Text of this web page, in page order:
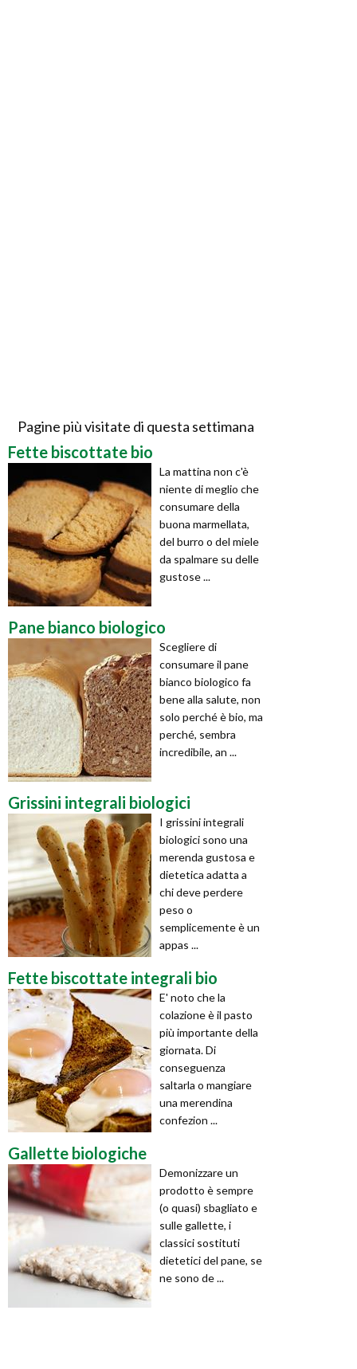
Pagine più visitate di questa settimana
Fette biscottate bio
La mattina non c'è
niente di meglio che
consumare della
buona marmellata,
del burro o del miele
da spalmare su delle
gustose ...
Pane bianco biologico
Scegliere di
consumare il pane
bianco biologico fa
bene alla salute, non
solo perché è bio, ma
perché, sembra
incredibile, an ...
Grissini integrali biologici
I grissini integrali
biologici sono una
merenda gustosa e
dietetica adatta a
chi deve perdere
peso o
semplicemente è un
appas ...
Fette biscottate integrali bio
E' noto che la
colazione è il pasto
più importante della
giornata. Di
conseguenza
saltarla o mangiare
una merendina
confezion ...
Gallette biologiche
Demonizzare un
prodotto è sempre
(o quasi) sbagliato e
sulle gallette, i
classici sostituti
dietetici del pane, se
ne sono de ...